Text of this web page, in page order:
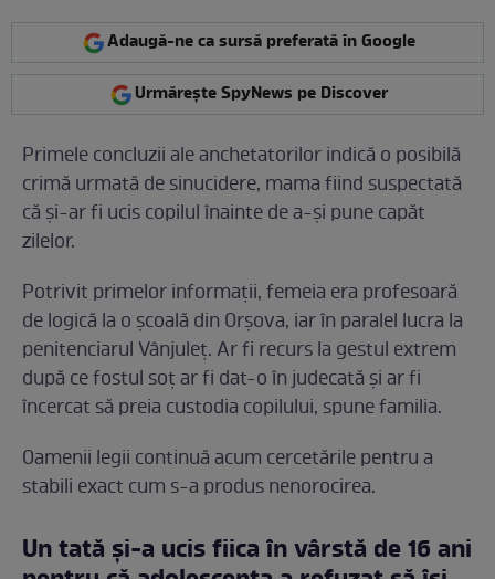
Adaugă-ne ca sursă preferată în Google
Urmărește SpyNews pe Discover
Primele concluzii ale anchetatorilor indică o posibilă
crimă urmată de sinucidere, mama fiind suspectată
că și-ar fi ucis copilul înainte de a-și pune capăt
zilelor.
Potrivit primelor informații, femeia era profesoară
de logică la o școală din Orșova, iar în paralel lucra la
penitenciarul Vânjuleț. Ar fi recurs la gestul extrem
după ce fostul soț ar fi dat-o în judecată și ar fi
încercat să preia custodia copilului, spune familia.
Oamenii legii continuă acum cercetările pentru a
stabili exact cum s-a produs nenorocirea.
Un tată și-a ucis fiica în vârstă de 16 ani